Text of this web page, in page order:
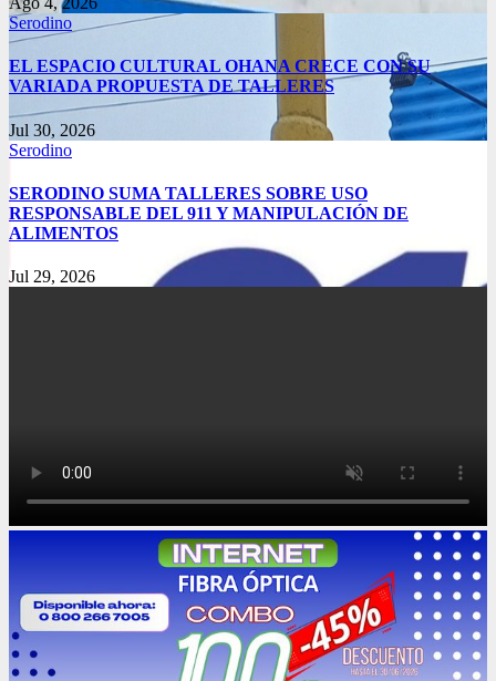
Serodino
EL ESPACIO CULTURAL OHANA CRECE CON SU
VARIADA PROPUESTA DE TALLERES
Jul 30, 2026
Serodino
SERODINO SUMA TALLERES SOBRE USO
RESPONSABLE DEL 911 Y MANIPULACIÓN DE
ALIMENTOS
Jul 29, 2026